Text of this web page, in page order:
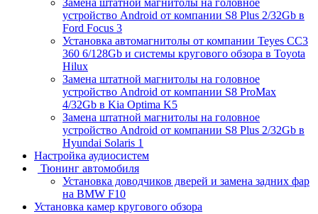
Замена штатной магнитолы на головное
устройство Android от компании S8 Plus 2/32Gb в
Ford Focus 3
Установка автомагнитолы от компании Teyes CC3
360 6/128Gb и системы кругового обзора в Toyota
Hilux
Замена штатной магнитолы на головное
устройство Android от компании S8 ProMax
4/32Gb в Kia Optima K5
Замена штатной магнитолы на головное
устройство Android от компании S8 Plus 2/32Gb в
Hyundai Solaris 1
Настройка аудиосистем
Тюнинг автомобиля
Установка доводчиков дверей и замена задних фар
на BMW F10
Установка камер кругового обзора